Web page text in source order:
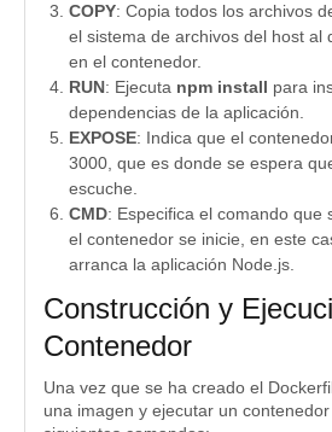
COPY: Copia todos los archivos
el sistema de archivos del host al
en el contenedor.
RUN: Ejecuta npm install para
dependencias de la aplicación.
EXPOSE: Indica que el
3000, que es donde se espera
escuche.
CMD: Especifica el comando que
el contenedor se inicie, en este
arranca la aplicación Node.js.
Construcción y
Contenedor
Una vez que se ha creado el
una imagen y ejecutar un